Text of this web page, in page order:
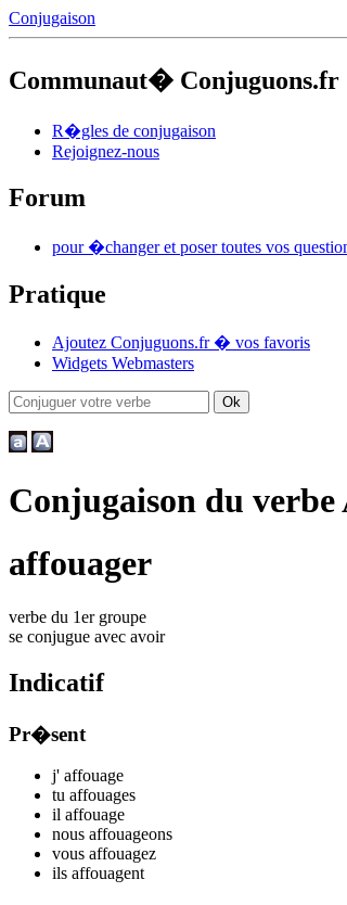
Conjugaison
Communaut� Conjuguons.fr
R�gles de conjugaison
Rejoignez-nous
Forum
pour �changer et poser toutes vos
Pratique
Ajoutez Conjuguons.fr � vos favoris
Widgets Webmasters
Conjugaison du
affouager
verbe du 1er groupe
se conjugue avec avoir
Indicatif
Pr�sent
j' affouage
tu affouages
il affouage
nous affouageons
vous affouagez
ils affouagent